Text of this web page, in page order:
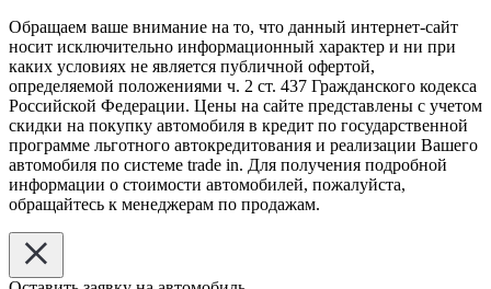
Обращаем ваше внимание на то, что данный интернет-сайт
носит исключительно информационный характер и ни при
каких условиях не является публичной офертой,
определяемой положениями ч. 2 ст. 437 Гражданского кодекса
Российской Федерации. Цены на сайте представлены с учетом
скидки на покупку автомобиля в кредит по государственной
программе льготного автокредитования и реализации Вашего
автомобиля по системе trade in. Для получения подробной
информации о стоимости автомобилей, пожалуйста,
обращайтесь к менеджерам по продажам.